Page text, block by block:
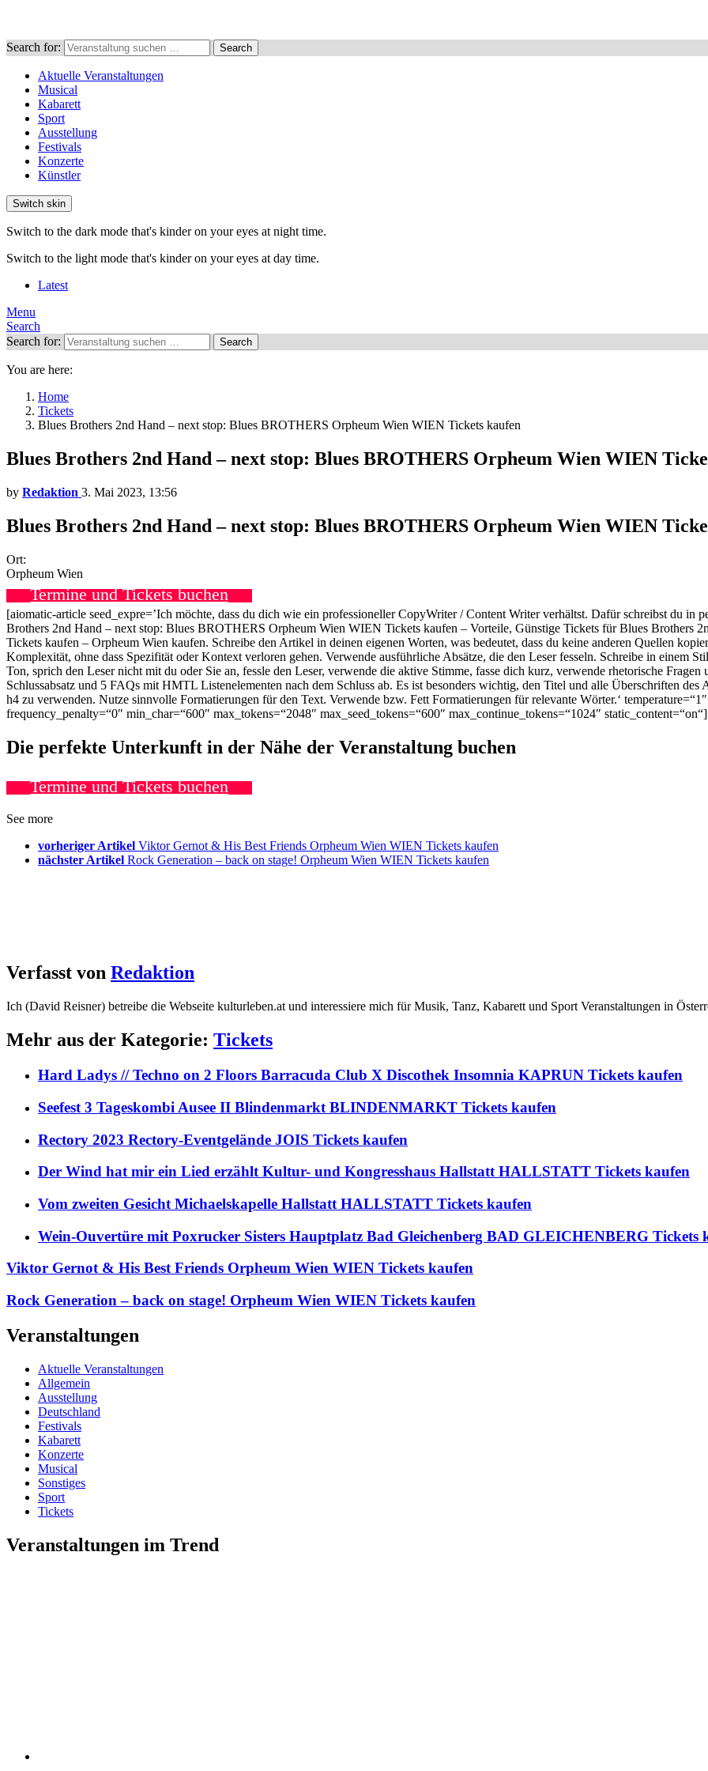
Search for: Search
Aktuelle Veranstaltungen
Musical
Kabarett
Sport
Ausstellung
Festivals
Konzerte
Künstler
Switch skin
Switch to the dark mode that's kinder on your eyes at night time.
Switch to the light mode that's kinder on your eyes at day time.
Latest
Menu
Search
Search for:
Search
You are here:
Home
Tickets
Blues Brothers 2nd Hand – next stop: Blues BROTHERS Orpheum Wien WIEN Tickets kaufen
Blues Brothers 2nd Hand – next stop: Blues BROTHERS Orpheum Wien WIEN
by Redaktion 3. Mai 2023, 13:56
Blues Brothers 2nd Hand – next stop: Blues BROTHERS Orpheum Wien WIEN
Ort:
Orpheum Wien
Termine und Tickets buchen
[aiomatic-article seed_expre=’Ich möchte, dass du dich wie ein professioneller CopyWriter / Content Writer verhältst. Dafür schreibst du in
Brothers 2nd Hand – next stop: Blues BROTHERS Orpheum Wien WIEN Tickets kaufen – Vorteile, Günstige Tickets für Blues Brothers
Tickets kaufen – Orpheum Wien kaufen. Schreibe den Artikel in deinen eigenen Worten, was bedeutet, dass du keine anderen Quellen
Komplexität, ohne dass Spezifität oder Kontext verloren gehen. Verwende ausführliche Absätze, die den Leser fesseln. Schreibe in einem
Ton, sprich den Leser nicht mit du oder Sie an, fessle den Leser, verwende die aktive Stimme, fasse dich kurz, verwende rhetorische
Schlussabsatz und 5 FAQs mit HMTL Listenelementen nach dem Schluss ab. Es ist besonders wichtig, den Titel und alle Überschriften
h4 zu verwenden. Nutze sinnvolle Formatierungen für den Text. Verwende bzw. Fett Formatierungen für relevante Wörter.‘
frequency_penalty=“0″ min_char=“600″ max_tokens=“2048″ max_seed_tokens=“600″ max_continue_tokens=“1024″ static_content=“on“]
Die perfekte Unterkunft in der Nähe der Veranstaltung buchen
Termine und Tickets buchen
See more
vorheriger Artikel Viktor Gernot & His Best Friends Orpheum Wien WIEN Tickets kaufen
nächster Artikel Rock Generation – back on stage! Orpheum Wien WIEN Tickets kaufen
Verfasst von Redaktion
Ich (David Reisner) betreibe die Webseite kulturleben.at und interessiere mich für Musik, Tanz, Kabarett und Sport Veranstaltungen in
Mehr aus der Kategorie: Tickets
Hard Ladys // Techno on 2 Floors Barracuda Club X Discothek Insomnia KAPRUN Tickets kaufen
Seefest 3 Tageskombi Ausee II Blindenmarkt BLINDENMARKT Tickets kaufen
Rectory 2023 Rectory-Eventgelände JOIS Tickets kaufen
Der Wind hat mir ein Lied erzählt Kultur- und Kongresshaus Hallstatt HALLSTATT Tickets kaufen
Vom zweiten Gesicht Michaelskapelle Hallstatt HALLSTATT Tickets kaufen
Wein-Ouvertüre mit Poxrucker Sisters Hauptplatz Bad Gleichenberg BAD GLEICHENBERG Tickets
Viktor Gernot & His Best Friends Orpheum Wien WIEN Tickets kaufen
Rock Generation – back on stage! Orpheum Wien WIEN Tickets kaufen
Veranstaltungen
Aktuelle Veranstaltungen
Allgemein
Ausstellung
Deutschland
Festivals
Kabarett
Konzerte
Musical
Sonstiges
Sport
Tickets
Veranstaltungen im Trend